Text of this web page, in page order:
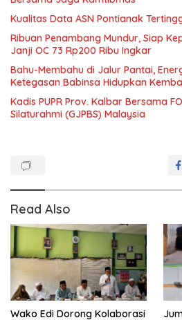
Kualitas Data ASN Pontianak
Ribuan Penambang Mundur, Siap
Janji OC 73 Rp200 Ribu Ingkar
Bahu-Membahu di Jalur Pantai,
Ketegasan Babinsa Hidupkan
Kadis PUPR Prov. Kalbar Bersama
Silaturahmi (GJPBS) Malaysia
Read Also
Wako Edi Dorong Kolaborasi